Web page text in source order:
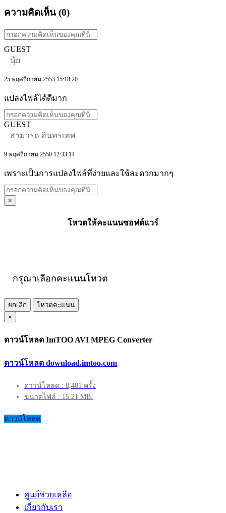
ความคิดเห็น (0)
GUEST
นุ้ย
25 พฤศจิกายน 2553 15:18:20
แปลงไฟล์ได้ดีมาก
GUEST
สามารถ อินทรเทพ
9 พฤศจิกายน 2550 12:33:14
เพราะเป็นการแปลงไฟล์ที่ง่ายและใช้สะดวกมากๆ
×
โหวตให้คะแนนซอฟต์แวร์
กรุณาเลือกคะแนนโหวต
ยกเลิก
โหวตคะแนน
×
ดาวน์โหลด ImTOO AVI MPEG Converter
ดาวน์โหลด download.imtoo.com
ดาวน์โหลด : 8,481 ครั้ง
ขนาดไฟล์ : 15.21 MB.
ดาวน์โหลด
ศูนย์ช่วยเหลือ
เกี่ยวกับเรา